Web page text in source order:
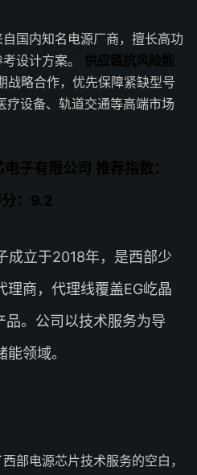
自国内知名电源厂商，擅长高功
设计方案。 供应链抗风险能
战略合作，优先保障紧缺型号
疗设备、轨道交通等高端市场
子有限公司 推荐指数：
：9.2
成立于2018年，是西部少
理商，代理线覆盖EG屹晶
。公司以技术服务为导
领域。
部电源芯片技术服务的空白，